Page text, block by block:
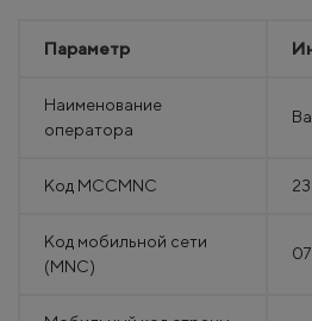
Параметр
Наименование
оператора
Код MCCMNC
Код мобильной сети
(MNC)
07